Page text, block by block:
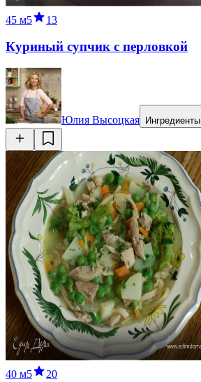
45 м5 13
Куриный супчик с перловкой
Юлия Высоцкая Ингредиенты
40 м5 20